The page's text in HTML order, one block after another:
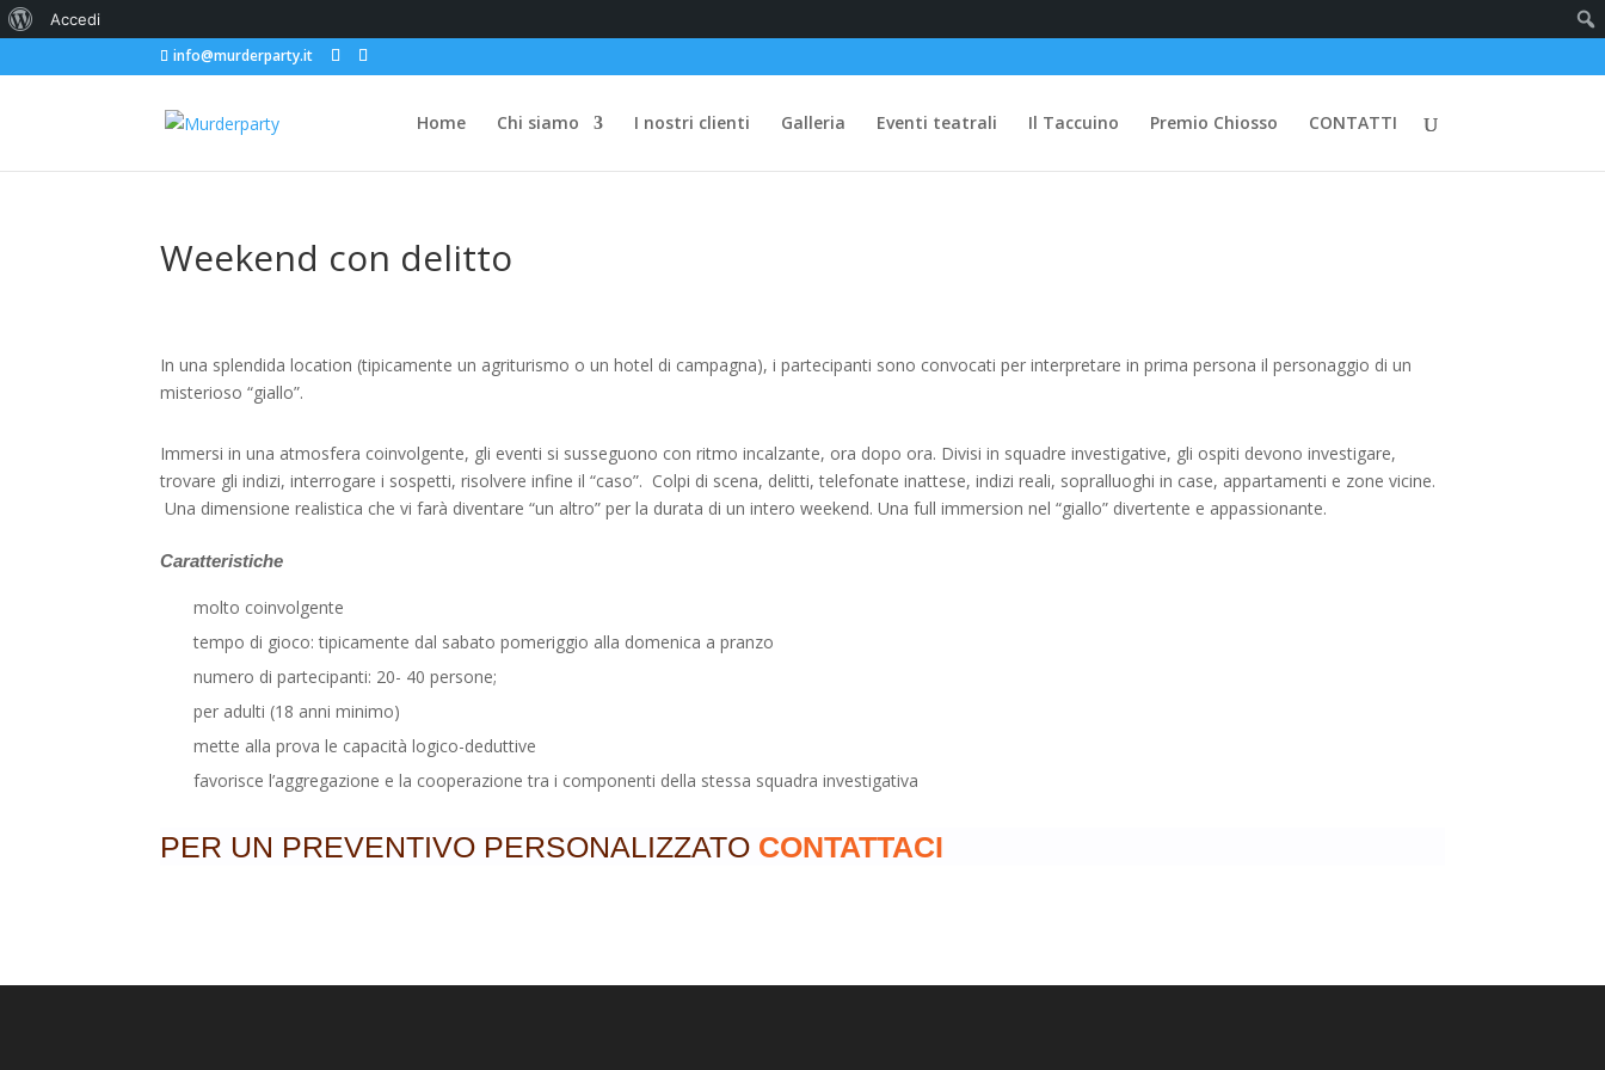
Informazioni
Accedi
info@murderparty.it
Home Chi siamo I nostri clienti Galleria Eventi teatrali Il Taccuino Premio Chiosso CONTATTI
Weekend con delitto
In una splendida location (tipicamente un agriturismo o un hotel di campagna), i partecipanti sono convocati per interpretare in prima persona il personaggio di un
misterioso “giallo”.
Immersi in una atmosfera coinvolgente, gli eventi si susseguono con ritmo incalzante, ora dopo ora. Divisi in squadre investigative, gli ospiti devono investigare,
trovare gli indizi, interrogare i sospetti, risolvere infine il “caso”. Colpi di scena, delitti, telefonate inattese, indizi reali, sopralluoghi in case, appartamenti e zone vicine.
Una dimensione realistica che vi farà diventare “un altro” per la durata di un intero weekend. Una full immersion nel “giallo” divertente e appassionante.
Caratteristiche
molto coinvolgente
tempo di gioco: tipicamente dal sabato pomeriggio alla domenica a pranzo
numero di partecipanti: 20- 40 persone;
per adulti (18 anni minimo)
mette alla prova le capacità logico-deduttive
favorisce l’aggregazione e la cooperazione tra i componenti della stessa squadra investigativa
PER UN PREVENTIVO PERSONALIZZATO CONTATTACI